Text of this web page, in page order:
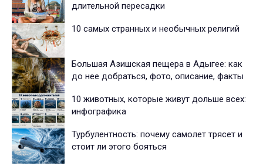
длительной пересадки
10 самых странных и необычных религий
Большая Азишская пещера в Адыгее: как
до нее добраться, фото, описание, факты
10 животных, которые живут дольше всех:
инфографика
Турбулентность: почему самолет трясет и
стоит ли этого бояться